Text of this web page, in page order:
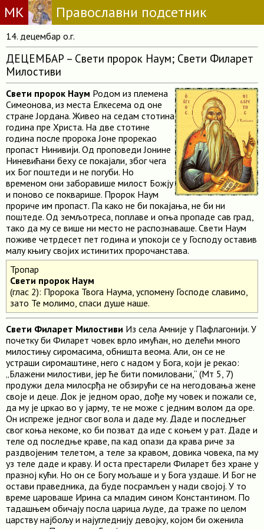
МК Православни подсетник
14. децембар о.г.
ДЕЦЕМБАР – Свети пророк Наум; Свети Филарет
Милостиви
Свети пророк Наум Родом из племена
Симеонова, из места Елкесема од оне
стране Јордана. Живео на седам стотина
година пре Христа. На две стотине
година после пророка Јоне прорекао
пропаст Нинивији. Од проповеди Јонине
Ниневићани беху се покајали, због чега
их Бог поштеди и не погуби. Но
временом они заборавише милост Божју
и поново се покварише. Пророк Наум
прориче им пропаст. Па како не би покајања, не би ни
поштеде. Од земљотреса, поплаве и огња пропаде сав град,
тако да му се више ни место не распознаваше. Свети Наум
поживе четрдесет пет година и упокоји се у Господу оставив
малу књигу својих истинитих пророчанстава.
Тропар
Свети пророк Наум
(глас 2): Пророка Твога Наума, успомену Господе славимо,
зато Те молимо, спаси душе наше.
Свети Филарет Милостиви Из села Амније у Пафлагонији. У
почетку би Филарет човек врло имућан, но делећи много
милостињу сиромасима, обништа веома. Али, он се не
устраши сиромаштине, него с надом у Бога, који је рекао:
„Блажени милостиви, јер ће бити помиловани,“ (Мт 5, 7)
продужи дела милосрђа не обзирући се на негодовања жене
своје и деце. Док је једном орао, дође му човек и пожали се,
да му је цркао во у јарму, те не може с једним волом да оре.
Он испреже једног свог вола и даде му. Даде и последњег
свог коња некоме, ко би позват да иде с коњем у рат. Даде и
теле од последње краве, па кад опази да крава риче за
раздвојеним телетом, а теле за кравом, довика човека, па му
уз теле даде и краву. И оста престарели Филарет без хране у
празној кући. Но он се Богу мољаше и у Бога уздаше. И Бог не
остави праведника, да буде посрамљен у нади својој. У то
време цароваше Ирина са младим сином Константином. По
тадашњем обичају посла царица људе, да траже по целом
царству најбољу и најугледнију девојку, којом би оженила